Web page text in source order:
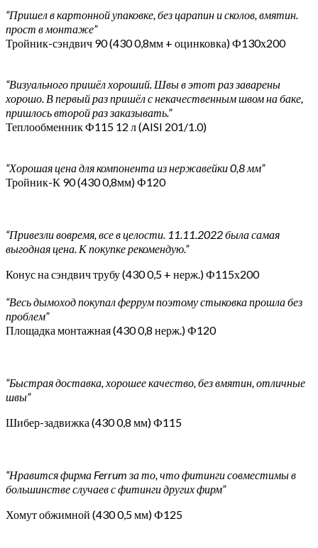
“Пришел в картонной упаковке, без царапин и сколов, вмятин.
прост в монтаже”
Тройник-сэндвич 90 (430 0,8мм + оцинковка) Ф130х200
“Визуального пришёл хороший. Швы в этот раз заварены
хорошо. В первый раз пришёл с некачественным швом на баке,
пришлось второй раз заказывать.”
Теплообменник Ф115 12 л (AISI 201/1.0)
“Хорошая цена для компонента из нержавейки 0,8 мм”
Тройник-К 90 (430 0,8мм) Ф120
“Привезли вовремя, все в целости. 11.11.2022 была самая
выгодная цена. К покупке рекомендую.”
Конус на сэндвич трубу (430 0,5 + нерж.) Ф115х200
“Весь дымоход покупал феррум поэтому стыковка прошла без
проблем”
Площадка монтажная (430 0,8 нерж.) Ф120
“Быстрая доставка, хорошее качество, без вмятин, отличные
швы”
Шибер-задвижка (430 0,8 мм) Ф115
“Нравится фирма Ferrum за то, что фитинги совместимы в
большинстве случаев с фитинги других фирм”
Хомут обжимной (430 0,5 мм) Ф125